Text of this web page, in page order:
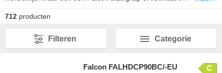
leverbaar in vele modellen en kleuren. Falcon Steam is hierbij de
laatste innovatie. Dit is het 1e fornuis ter wereld met een
stoomoven in een fornuis, gecombineerd met een multifunctionele
oven, grill en moderne inductiekookplaat.
712 producten
Categorie
Filteren
Falcon FALHDCP90BC/-EU C